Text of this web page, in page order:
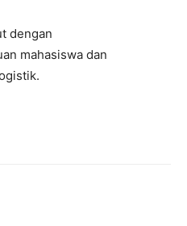
dengan
mahasiswa dan